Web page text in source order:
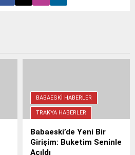
BABAESKI HABERLER
TRAKYA HABERLER
Babaeski’de Yeni Bir
Girişim: Buketim Seninle
Açıldı